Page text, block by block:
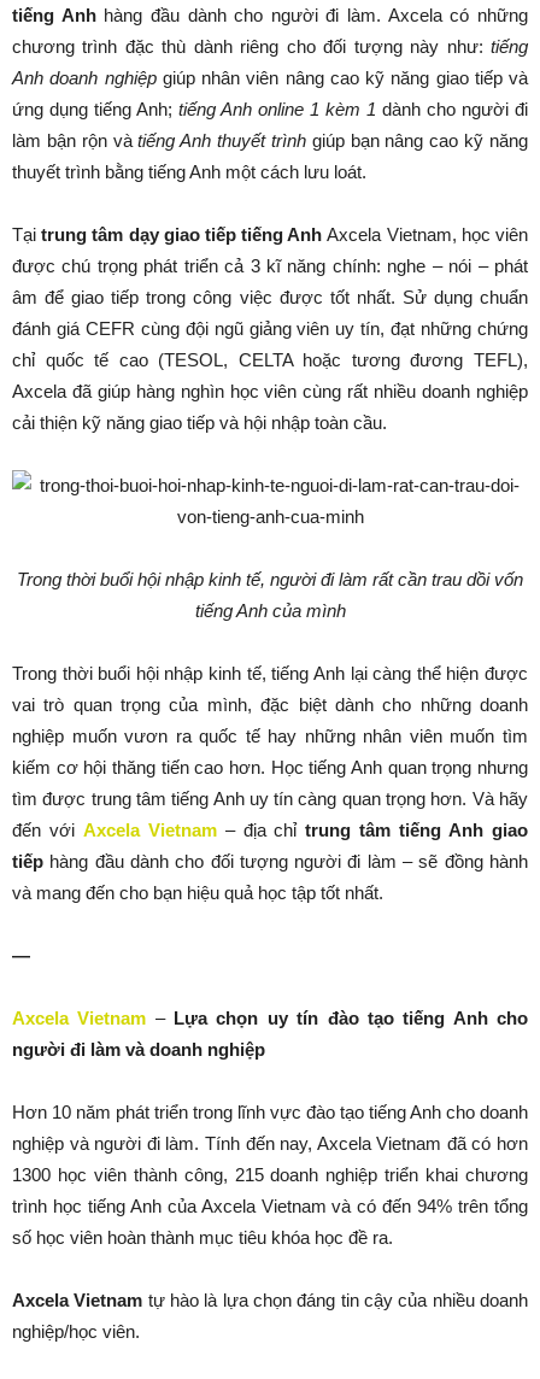
tiếng Anh hàng đầu dành cho người đi làm. Axcela có những
chương trình đặc thù dành riêng cho đối tượng này như: tiếng
Anh doanh nghiệpgiúp nhân viên nâng cao kỹ năng giao tiếp và
ứng dụng tiếng Anh; tiếng Anh online 1 kèm 1 dành cho người đi
làm bận rộn vàtiếng Anh thuyết trìnhgiúp bạn nâng cao kỹ năng
thuyết trình bằng tiếng Anh một cách lưu loát.
Tạitrung tâm dạy giao tiếp tiếng Anh Axcela Vietnam, học viên
được chú trọng phát triển cả 3 kĩ năng chính: nghe – nói – phát
âm để giao tiếp trong công việc được tốt nhất. Sử dụng chuẩn
đánh giá CEFR cùng đội ngũ giảng viên uy tín, đạt những chứng
chỉ quốc tế cao (TESOL, CELTA hoặc tương đương TEFL),
Axcela đã giúp hàng nghìn học viên cùng rất nhiều doanh nghiệp
cải thiện kỹ năng giao tiếp và hội nhập toàn cầu.
Trong thời buổi hội nhập kinh tế, người đi làm rất cần trau dồi vốn
tiếng Anh của mình
Trong thời buổi hội nhập kinh tế, tiếng Anh lại càng thể hiện được
vai trò quan trọng của mình, đặc biệt dành cho những doanh
nghiệp muốn vươn ra quốc tế hay những nhân viên muốn tìm
kiếm cơ hội thăng tiến cao hơn. Học tiếng Anh quan trọng nhưng
tìm được trung tâm tiếng Anh uy tín càng quan trọng hơn. Và hãy
đến với Axcela Vietnam– địa chỉtrung tâm tiếng Anh giao
tiếp hàng đầu dành cho đối tượng người đi làm – sẽ đồng hành
và mang đến cho bạn hiệu quả học tập tốt nhất.
—
Axcela Vietnam – Lựa chọn uy tín đào tạo tiếng Anh cho
người đi làm và doanh nghiệp
Hơn 10 năm phát triển trong lĩnh vực đào tạo tiếng Anh cho doanh
nghiệp và người đi làm. Tính đến nay, Axcela Vietnam đã có hơn
1300 học viên thành công, 215 doanh nghiệp triển khai chương
trình học tiếng Anh của Axcela Vietnam và có đến 94% trên tổng
số học viên hoàn thành mục tiêu khóa học đề ra.
Axcela Vietnam tự hào là lựa chọn đáng tin cậy của nhiều doanh
nghiệp/học viên.